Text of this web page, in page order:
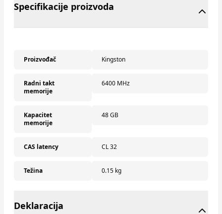
Specifikacije proizvoda
Proizvođač Kingston
Radni takt
memorije
6400 MHz
Kapacitet
memorije
48 GB
CAS latency CL 32
Težina 0.15 kg
Deklaracija